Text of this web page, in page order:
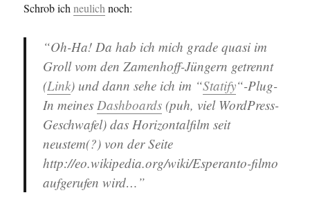
Schrob ichneulichnoch:
“Oh-Ha! Da hab ich mich grade quasi im
Groll vom den Zamenhoff-Jüngern getrennt
(Link) und dann sehe ich im “Statify“-Plug-
In meinesDashboards (puh, viel WordPress-
Geschwafel) das Horizontalfilm seit
neustem(?) von der Seite
http://eo.wikipedia.org/wiki/Esperanto-filmo
aufgerufen wird…”